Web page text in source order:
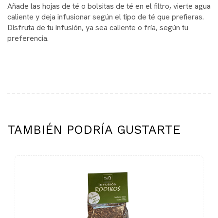
Añade las hojas de té o bolsitas de té en el filtro, vierte agua
caliente y deja infusionar según el tipo de té que prefieras.
Disfruta de tu infusión, ya sea caliente o fría, según tu
preferencia.
TAMBIÉN PODRÍA GUSTARTE